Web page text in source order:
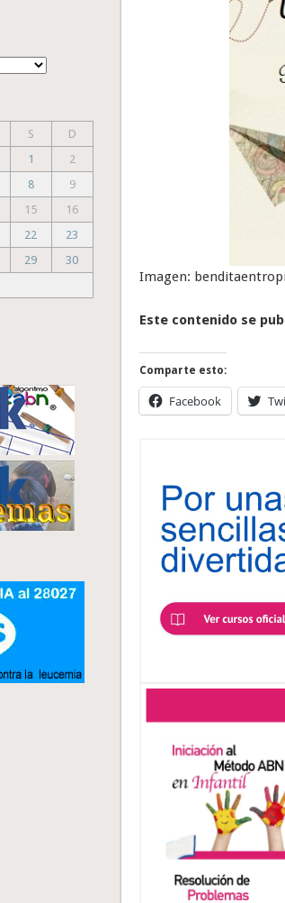
Imagen:
Este contenido se
Comparte esto:
Facebook
S
D
1
2
8
9
15
16
22
23
29
30